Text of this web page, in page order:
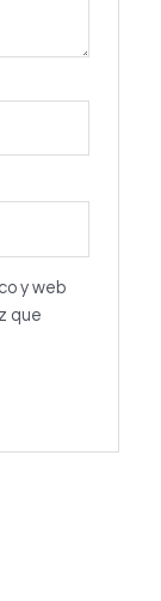
y web
que